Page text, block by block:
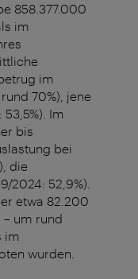
858.377.000
im
im
70%), jene
Im
bis
bei
die
2024: 52,9%).
etwa 82.200
um rund
im
wurden.